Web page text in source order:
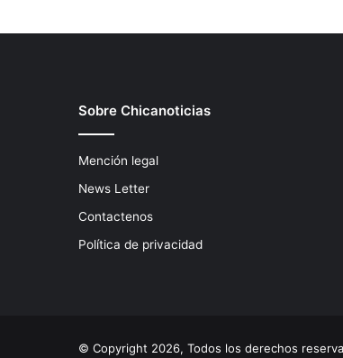
Sobre Chicanoticias
Mención legal
News Letter
Contactenos
Política de privacidad
© Copyright 2026, Todos los derechos